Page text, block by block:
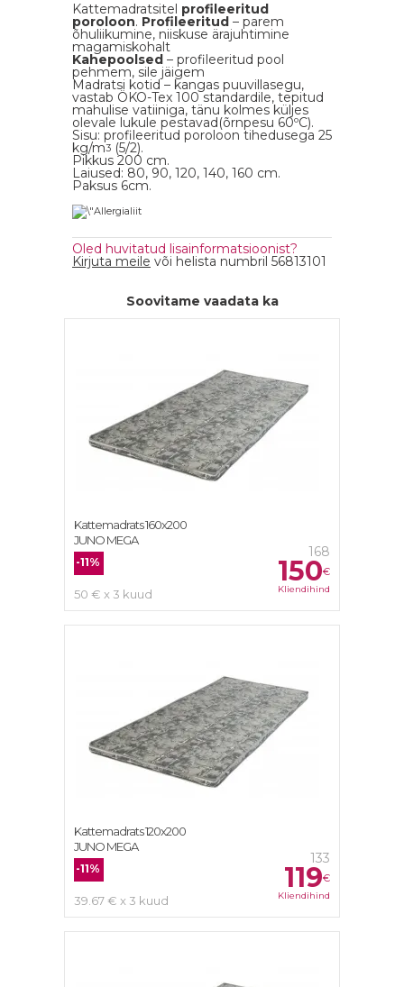
Kattemadratsitel profileeritud
poroloon. Profileeritud – parem
õhuliikumine, niiskuse ärajuhtimine
magamiskohalt
Kahepoolsed – profileeritud pool
pehmem, sile jäigem
Madratsi kotid – kangas puuvillasegu,
vastab ÖKO-Tex 100 standardile, tepitud
mahulise vatiiniga, tänu kolmes küljes
olevale lukule pestavad(õrnpesu 60ºC).
Sisu: profileeritud poroloon tihedusega 25
kg/m3 (5/2).
Pikkus 200 cm.
Laiused: 80, 90, 120, 140, 160 cm.
Paksus 6cm.
Oled huvitatud lisainformatsioonist?
Kirjuta meile või helista numbril 56813101
Soovitame vaadata ka
168
150€
Kliendihind
-11%
50 € x 3 kuud
Kattemadrats 160x200
JUNO MEGA
133
119€
Kliendihind
-11%
39.67 € x 3 kuud
Kattemadrats 120x200
JUNO MEGA